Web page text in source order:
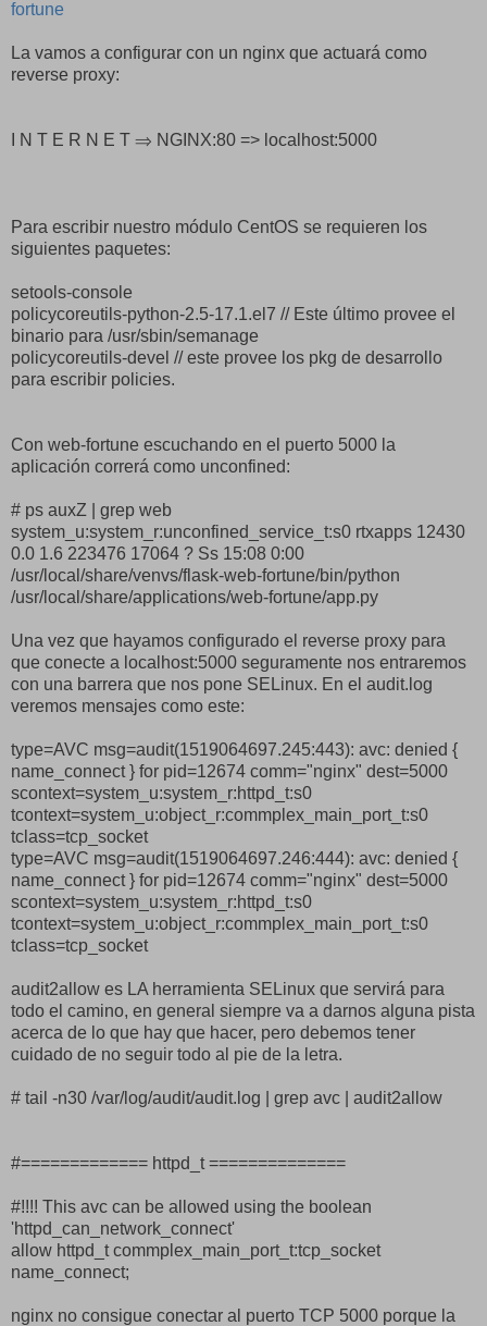
fortune
La vamos a configurar con un nginx que actuará como
reverse proxy:
I N T E R N E T ⇒ NGINX:80 => localhost:5000
Para escribir nuestro módulo CentOS se requieren los
siguientes paquetes:
setools-console
policycoreutils-python-2.5-17.1.el7 // Este último provee el
binario para /usr/sbin/semanage
policycoreutils-devel // este provee los pkg de desarrollo
para escribir policies.
Con web-fortune escuchando en el puerto 5000 la
aplicación correrá como unconfined:
# ps auxZ | grep web
system_u:system_r:unconfined_service_t:s0 rtxapps 12430
0.0 1.6 223476 17064 ? Ss 15:08 0:00
/usr/local/share/venvs/flask-web-fortune/bin/python
/usr/local/share/applications/web-fortune/app.py
Una vez que hayamos configurado el reverse proxy para
que conecte a localhost:5000 seguramente nos entraremos
con una barrera que nos pone SELinux. En el audit.log
veremos mensajes como este:
type=AVC msg=audit(1519064697.245:443): avc: denied {
name_connect } for pid=12674 comm="nginx" dest=5000
scontext=system_u:system_r:httpd_t:s0
tcontext=system_u:object_r:commplex_main_port_t:s0
tclass=tcp_socket
type=AVC msg=audit(1519064697.246:444): avc: denied {
name_connect } for pid=12674 comm="nginx" dest=5000
scontext=system_u:system_r:httpd_t:s0
tcontext=system_u:object_r:commplex_main_port_t:s0
tclass=tcp_socket
audit2allow es LA herramienta SELinux que servirá para
todo el camino, en general siempre va a darnos alguna pista
acerca de lo que hay que hacer, pero debemos tener
cuidado de no seguir todo al pie de la letra.
# tail -n30 /var/log/audit/audit.log | grep avc | audit2allow
#============= httpd_t ==============
#!!!! This avc can be allowed using the boolean
'httpd_can_network_connect'
allow httpd_t commplex_main_port_t:tcp_socket
name_connect;
nginx no consigue conectar al puerto TCP 5000 porque la